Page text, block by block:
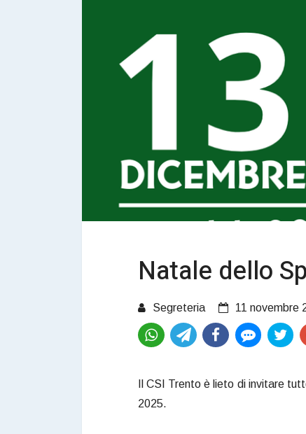
Natale dello
Segreteria 11 novembre
Il CSI Trento è lieto di invitare
2025.